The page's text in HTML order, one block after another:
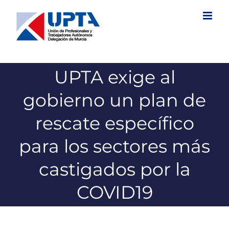
contenido
UPTA exige al
gobierno un plan de
rescate específico
para los sectores más
castigados por la
COVID19